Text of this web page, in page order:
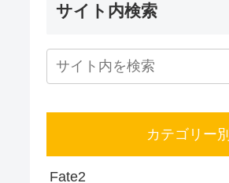
サイト内検索
カテゴリー別
Fate2